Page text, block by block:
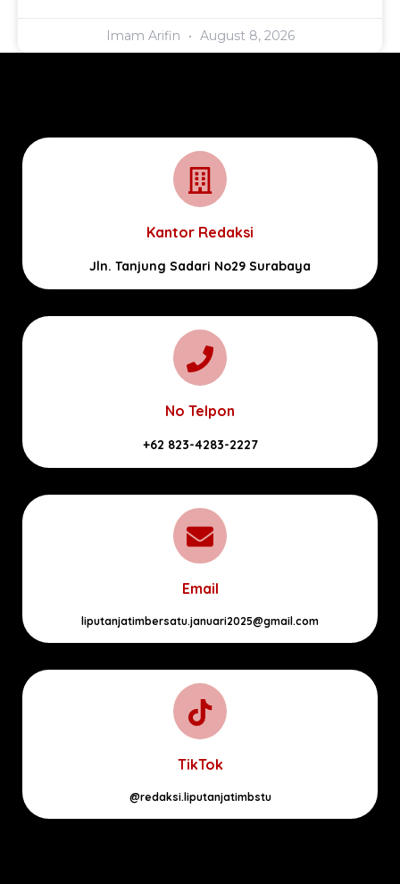
Imam Arifin August 8, 2026
Kantor Redaksi
Jln. Tanjung Sadari No29 Surabaya
No Telpon
+62 823-4283-2227
Email
liputanjatimbersatu.januari2025@gmail.com
TikTok
@redaksi.liputanjatimbstu